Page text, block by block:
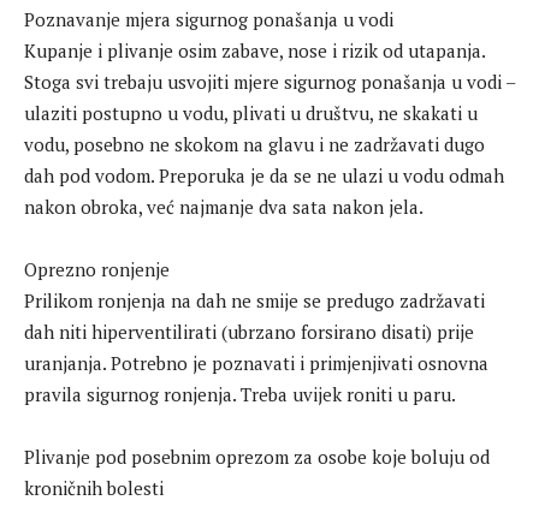
Poznavanje mjera sigurnog ponašanja u vodi
Kupanje i plivanje osim zabave, nose i rizik od utapanja.
Stoga svi trebaju usvojiti mjere sigurnog ponašanja u vodi –
ulaziti postupno u vodu, plivati u društvu, ne skakati u
vodu, posebno ne skokom na glavu i ne zadržavati dugo
dah pod vodom. Preporuka je da se ne ulazi u vodu odmah
nakon obroka, već najmanje dva sata nakon jela.
Oprezno ronjenje
Prilikom ronjenja na dah ne smije se predugo zadržavati
dah niti hiperventilirati (ubrzano forsirano disati) prije
uranjanja. Potrebno je poznavati i primjenjivati osnovna
pravila sigurnog ronjenja. Treba uvijek roniti u paru.
Plivanje pod posebnim oprezom za osobe koje boluju od
kroničnih bolesti